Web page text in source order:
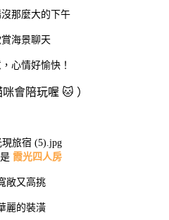
那麼大的下午
海景聊天
心情好愉快！
會陪玩喔 🐱 ）
霞光四人房
敞又高挑
麗的裝潢